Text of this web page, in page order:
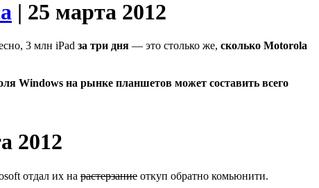
| 25 марта 2012
3 млн iPad за три дня — это столько же, сколько Motorola
Windows на рынке планшетов может составить всего
2012
отдал их на растерзание откуп обратно комьюнити.